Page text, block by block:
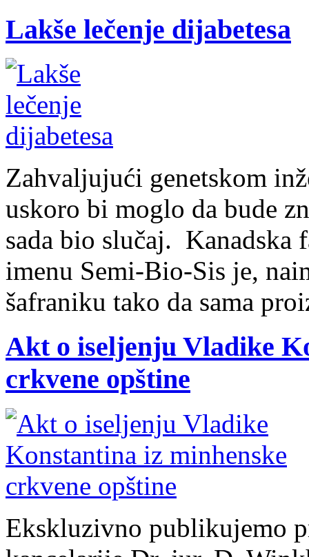
Lakše lečenje dijabetesa
Zahvaljujući genetskom
uskoro bi moglo da bude
sada bio slučaj. Kanadska
imenu Semi-Bio-Sis je,
šafraniku tako da sama
Akt o iseljenju Vladike
crkvene opštine
Ekskluzivno publikujemo